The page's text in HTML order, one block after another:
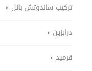
تركيب ساندوتش بانل
درابزين
قرميد